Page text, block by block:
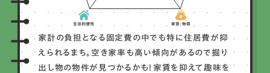
家計の負担となる固定費の中でも特に住居費が抑
えられるまち。空き家率も高い傾向があるので掘り
出し物の物件が見つかるかも！家賃を抑えて趣味を